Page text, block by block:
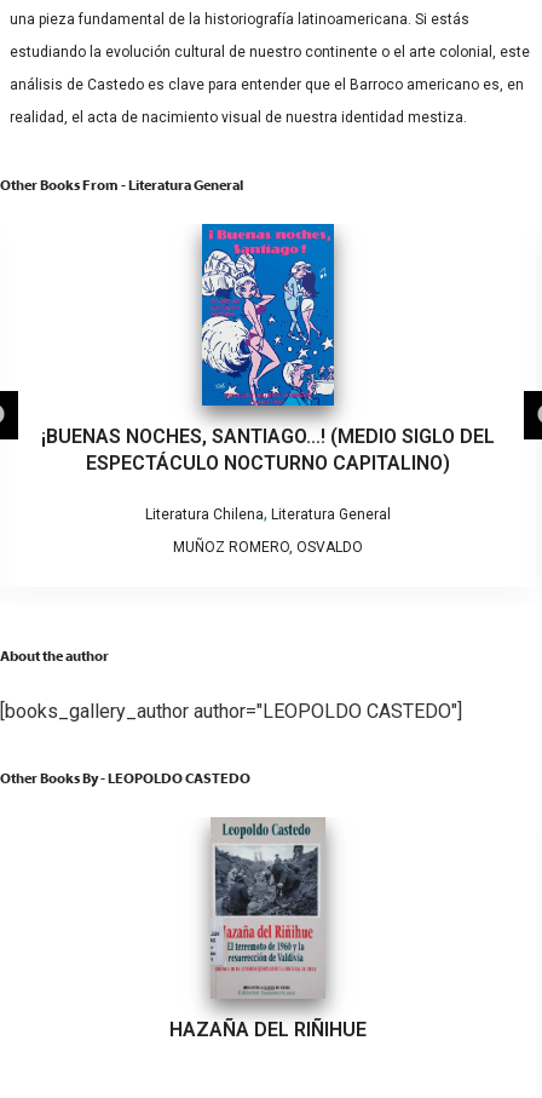
una pieza fundamental de la historiografía latinoamericana. Si estás
estudiando la evolución cultural de nuestro continente o el arte colonial, este
análisis de Castedo es clave para entender que el Barroco americano es, en
realidad, el acta de nacimiento visual de nuestra identidad mestiza.
Other Books From - Literatura General
¡BUENAS NOCHES, SANTIAGO…! (MEDIO SIGLO DEL
ESPECTÁCULO NOCTURNO CAPITALINO)
Literatura Chilena, Literatura General
MUÑOZ ROMERO, OSVALDO
About the author
[books_gallery_author author="LEOPOLDO CASTEDO"]
Other Books By - LEOPOLDO CASTEDO
HAZAÑA DEL RIÑIHUE